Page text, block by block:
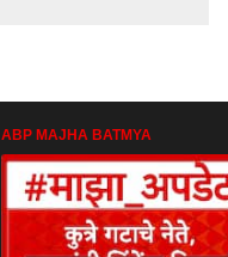
ABP MAJHA BATMYA